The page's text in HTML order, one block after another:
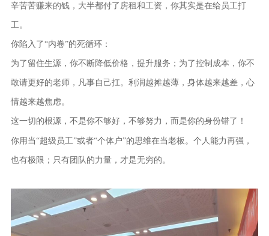
辛苦苦赚来的钱，大半都付了房租和工资， 你其实是在给员工打
工。
你陷入了“内卷”的死循环：
为了留住生源，你不断降低价格，提升服务；为了控制成本，你不
敢请更好的老师，凡事自己扛。利润越摊越薄，身体越来越差，心
情越来越焦虑。
这一切的根源，不是你不够好，不够努力，而是你的身份错了！
你用当“超级员工”或者“个体户”的思维在当老板。个人能力再强，
也有极限；只有团队的力量，才是无穷的。